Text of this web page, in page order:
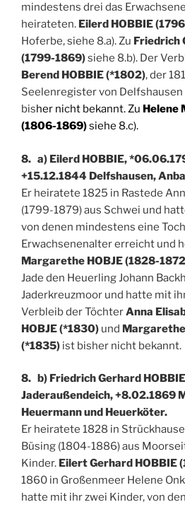
mindestens drei das
heirateten. Eilerd HOBBIE
Hoferbe, siehe 8.a). Zu Friedrich
(1799-1869)siehe 8.b). Der
Berend HOBBIE (*1802), der
Seelenregister von Delfshausen
bisher nicht bekannt. Zu Helene
(1806-1869)siehe 8.c).
8. a) Eilerd HOBBIE,
+15.12.1844 Delfshausen,
Er heiratete 1825 in Rastede
(1799-1879) aus Schwei und
von denen mindestens eine
Erwachsenenalter erreicht und
Margarethe HOBJE (1828-
Jade den Heuerling Johann
Jaderkreuzmoor und hatte mit
Verbleib der TöchterAnna
HOBJE (*1830) und
(*1835) ist bisher nicht bekannt.
8. b) Friedrich Gerhard
Jaderaußendeich, +8.02.1869
Heuermann und Heuerköter.
Er heiratete 1828 in
Büsing (1804-1886) aus
Kinder. Eilert Gerhard HOBBIE
1860 in Großenmeer Helene
hatte mit ihr zwei Kinder, von